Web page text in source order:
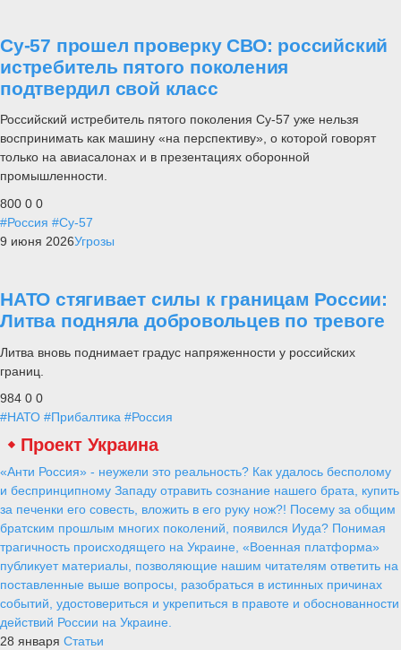
Су-57 прошел проверку СВО: российский
истребитель пятого поколения
подтвердил свой класс
Российский истребитель пятого поколения Су-57 уже нельзя
воспринимать как машину «на перспективу», о которой говорят
только на авиасалонах и в презентациях оборонной
промышленности.
800 0 0
#Россия #Су-57
9 июня 2026Угрозы
НАТО стягивает силы к границам России:
Литва подняла добровольцев по тревоге
Литва вновь поднимает градус напряженности у российских
границ.
984 0 0
#НАТО #Прибалтика #Россия
Проект Украина
«Анти Россия» - неужели это реальность? Как удалось бесполому
и беспринципному Западу отравить сознание нашего брата, купить
за печенки его совесть, вложить в его руку нож?! Посему за общим
братским прошлым многих поколений, появился Иуда? Понимая
трагичность происходящего на Украине, «Военная платформа»
публикует материалы, позволяющие нашим читателям ответить на
поставленные выше вопросы, разобраться в истинных причинах
событий, удостовериться и укрепиться в правоте и обоснованности
действий России на Украине.
28 января Статьи